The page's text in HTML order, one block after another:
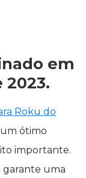
em
Roku do
ótimo
importante.
garante uma